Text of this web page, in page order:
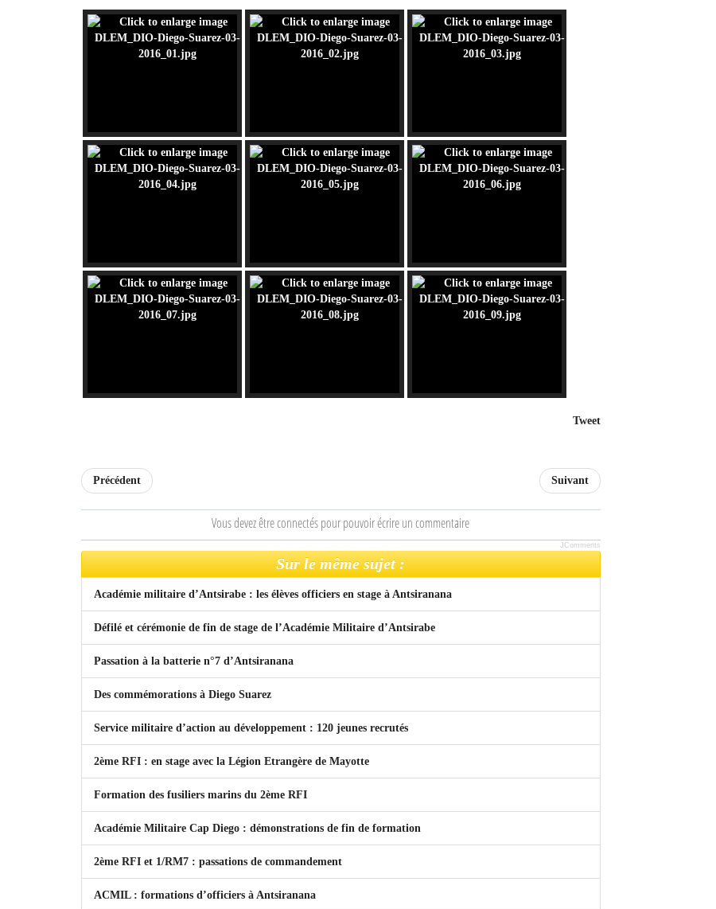
Tweet
Précédent Suivant
Vous devez être connectés pour pouvoir écrire un commentaire
JComments
Sur le même sujet :
Académie militaire d’Antsirabe : les élèves officiers en stage à Antsiranana
Défilé et cérémonie de fin de stage de l’Académie Militaire d’Antsirabe
Passation à la batterie n°7 d’Antsiranana
Des commémorations à Diego Suarez
Service militaire d’action au développement : 120 jeunes recrutés
2ème RFI : en stage avec la Légion Etrangère de Mayotte
Formation des fusiliers marins du 2ème RFI
Académie Militaire Cap Diego : démonstrations de fin de formation
2ème RFI et 1/RM7 : passations de commandement
ACMIL : formations d’officiers à Antsiranana